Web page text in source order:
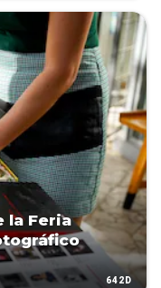
la Feria
642D